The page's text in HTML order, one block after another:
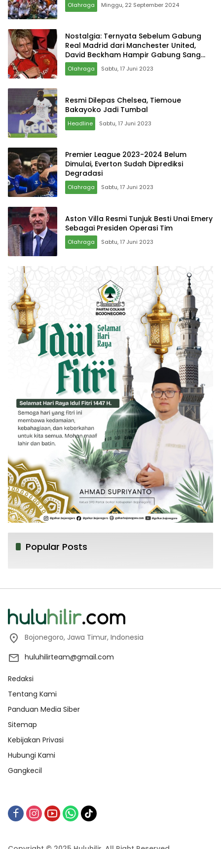
Olahraga Minggu, 22 September 2024
Nostalgia: Ternyata Sebelum Gabung
Real Madrid dari Manchester United,
David Beckham Hampir Gabung Sang
Rival
Olahraga Sabtu, 17 Juni 2023
Resmi Dilepas Chelsea, Tiemoue
Bakayoko Jadi Tumbal
Headline Sabtu, 17 Juni 2023
Premier League 2023-2024 Belum
Dimulai, Everton Sudah Diprediksi
Degradasi
Olahraga Sabtu, 17 Juni 2023
Aston Villa Resmi Tunjuk Besti Unai Emery
Sebagai Presiden Operasi Tim
Olahraga Sabtu, 17 Juni 2023
Popular Posts
Bojonegoro, Jawa Timur, Indonesia
huluhilirteam@gmail.com
Redaksi
Tentang Kami
Panduan Media Siber
Sitemap
Kebijakan Privasi
Hubungi Kami
Gangkecil